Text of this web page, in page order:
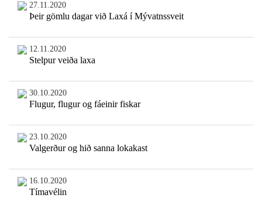
27.11.2020
Þeir gömlu dagar við Laxá í Mývatnssveit
12.11.2020
Stelpur veiða laxa
30.10.2020
Flugur, flugur og fáeinir fiskar
23.10.2020
Valgerður og hið sanna lokakast
16.10.2020
Tímavélin